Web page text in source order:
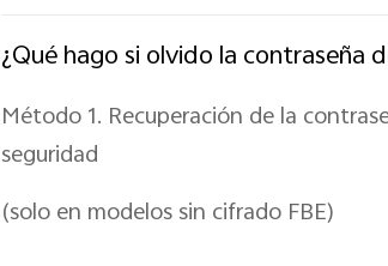
¿Qué hago si olvido la contraseña
Método 1. Recuperación de la
seguridad
(solo en modelos sin cifrado FBE)